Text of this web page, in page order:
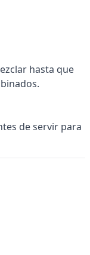
hasta que
de servir para